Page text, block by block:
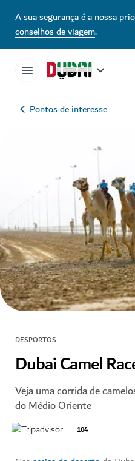
A sua segurança é a nossa
conselhos de viagem.
Pontos de interesse
DESPORTOS
Dubai Camel
Veja uma corrida de
do Médio Oriente
104